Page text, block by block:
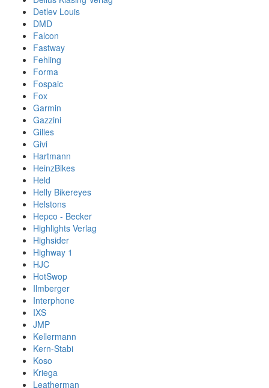
Detlev Louis
DMD
Falcon
Fastway
Fehling
Forma
Fospaic
Fox
Garmin
Gazzini
Gilles
Givi
Hartmann
HeinzBikes
Held
Helly Bikereyes
Helstons
Hepco - Becker
Highlights Verlag
Highsider
Highway 1
HJC
HotSwop
Ilmberger
Interphone
IXS
JMP
Kellermann
Kern-Stabi
Koso
Kriega
Leatherman